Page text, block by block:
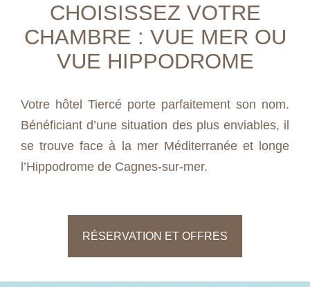
CHOISISSEZ VOTRE
CHAMBRE : VUE MER OU
VUE HIPPODROME
Votre hôtel Tiercé porte parfaitement son nom.
Bénéficiant d’une situation des plus enviables, il
se trouve face à la mer Méditerranée et longe
l’Hippodrome de Cagnes-sur-mer.
RÉSERVATION ET OFFRES